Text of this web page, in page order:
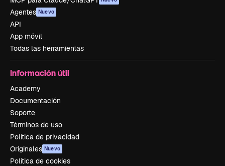
Agentes Nuevo
API
App móvil
Todas las herramientas
Información útil
Academy
Documentación
Soporte
Términos de uso
Política de privacidad
Originales Nuevo
Política de cookies